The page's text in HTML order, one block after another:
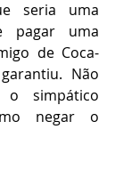
seria uma
pagar uma
de Coca-
Não
o simpático
negar o